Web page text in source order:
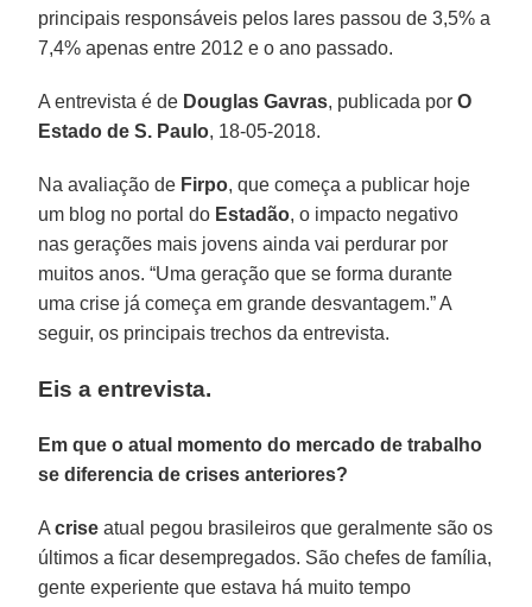
principais responsáveis pelos lares passou de 3,5% a
7,4% apenas entre 2012 e o ano passado.
A entrevista é de Douglas Gavras, publicada porO
Estado de S. Paulo, 18-05-2018.
Na avaliação de Firpo, que começa a publicar hoje
um blog no portal do Estadão, o impacto negativo
nas gerações mais jovens ainda vai perdurar por
muitos anos. “Uma geração que se forma durante
uma crise já começa em grande desvantagem.” A
seguir, os principais trechos da entrevista.
Eis a entrevista.
Em que o atual momento do mercado de trabalho
se diferencia de crises anteriores?
Acrise atual pegou brasileiros que geralmente são os
últimos a ficar desempregados. São chefes de família,
gente experiente que estava há muito tempo